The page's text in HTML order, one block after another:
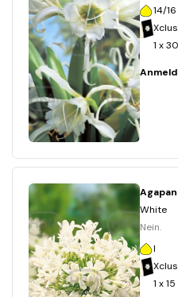
14/16
1 x 30
White
Nein.
I
1 x 15